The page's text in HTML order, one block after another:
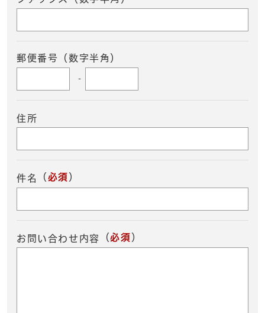
郵便番号（数字半角）
-
住所
件名 （ 必須 ）
お問い合わせ内容 （必須 ）